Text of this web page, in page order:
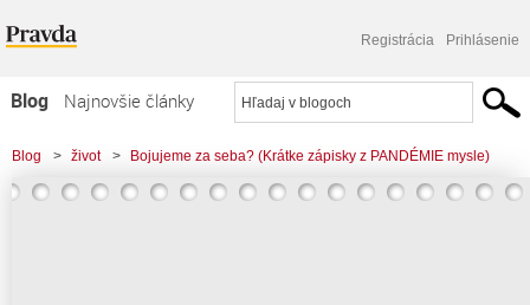
Registrácia Prihlásenie
Blog
Najnovšie články
Najčítanejšie články
Najkomentovanejšie články
Blog > život > Bojujeme za seba? (Krátke zápisky z PANDÉMIE mysle)